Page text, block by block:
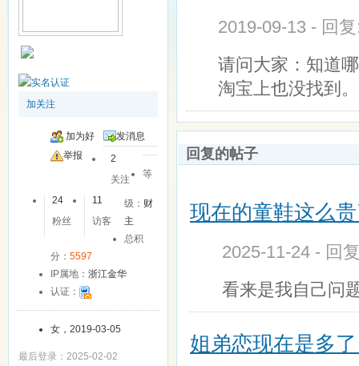
加关注
加为好
友
发消息
举报
2
关注
24
粉丝
11
访客
等
级： 财
主
总积
分： 5597
IP属地： 浙江金华
认证：
女，2019-03-05
最后登录：2025-02-02
2019-09-13 - 回
请问大家：知道
淘宝上也没找到
回复的帖子
现在的童鞋这么
2025-11-24 - 回
看来是我自己问
姐弟恋现在是多